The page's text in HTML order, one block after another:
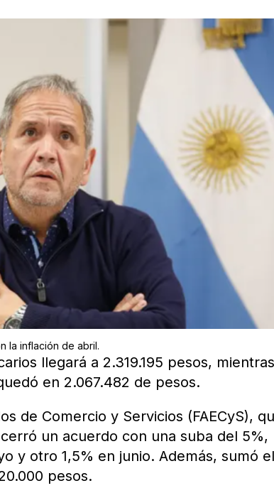
la inflación de abril.
llegará a 2.319.195 pesos, mientras
en 2.067.482 de pesos.
de Comercio y Servicios (FAECyS),
un acuerdo con una suba del 5%,
y otro 1,5% en junio. Además, sumó el
pesos.